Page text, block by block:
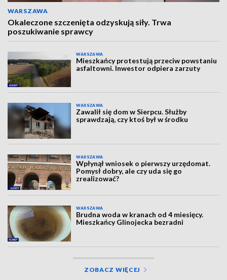
WARSZAWA
Okaleczone szczenięta odzyskują siły. Trwa
poszukiwanie sprawcy
WARSZAWA
Mieszkańcy protestują przeciw powstaniu
asfaltowni. Inwestor odpiera zarzuty
WARSZAWA
Zawalił się dom w Sierpcu. Służby
sprawdzają, czy ktoś był w środku
WARSZAWA
Wpłynął wniosek o pierwszy urzędomat.
Pomysł dobry, ale czy uda się go
zrealizować?
WARSZAWA
Brudna woda w kranach od 4 miesięcy.
Mieszkańcy Glinojecka bezradni
ZOBACZ WIĘCEJ